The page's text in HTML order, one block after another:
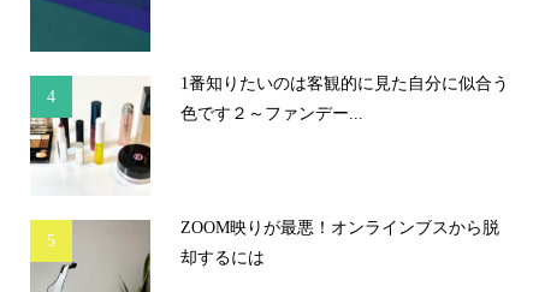
4
1番知りたいのは客観的に見た自分に似合う
色です２～ファンデー...
5
ZOOM映りが最悪！オンラインブスから脱
却するには